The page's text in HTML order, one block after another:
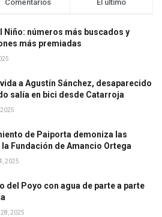
Comentarios El último
Niño: números más buscados y
más premiadas
a Agustín Sánchez, desaparecido
salía en bici desde Catarroja
de Paiporta demoniza las
Fundación de Amancio Ortega
2025
del Poyo con agua de parte a parte
28, 2025